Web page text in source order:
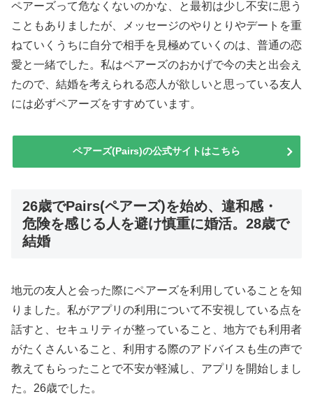
ペアーズって危なくないのかな、と最初は少し不安に思う
こともありましたが、メッセージのやりとりやデートを重
ねていくうちに自分で相手を見極めていくのは、普通の恋
愛と一緒でした。私はペアーズのおかげで今の夫と出会え
たので、結婚を考えられる恋人が欲しいと思っている友人
には必ずペアーズをすすめています。
ペアーズ(Pairs)の公式サイトはこちら
26歳でPairs(ペアーズ)を始め、違和感・
危険を感じる人を避け慎重に婚活。28歳で
結婚
地元の友人と会った際にペアーズを利用していることを知
りました。私がアプリの利用について不安視している点を
話すと、セキュリティが整っていること、地方でも利用者
がたくさんいること、利用する際のアドバイスも生の声で
教えてもらったことで不安が軽減し、アプリを開始しまし
た。26歳でした。